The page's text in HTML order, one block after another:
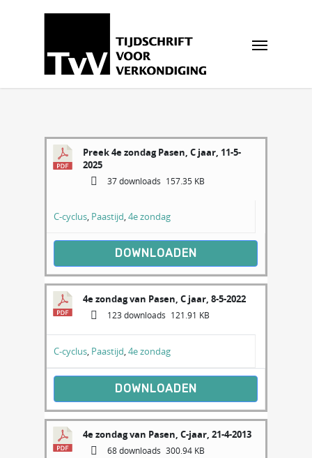
Preek 4e zondag Pasen, C jaar, 11-5-
2025
37 downloads 157.35 KB
C-cyclus, Paastijd,4e zondag
DOWNLOADEN
4e zondag van Pasen, C jaar, 8-5-2022
123 downloads 121.91 KB
C-cyclus, Paastijd,4e zondag
DOWNLOADEN
4e zondag van Pasen, C-jaar, 21-4-2013
68 downloads 300.94 KB